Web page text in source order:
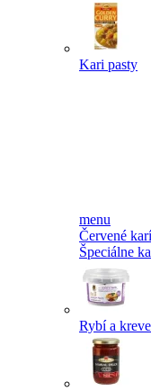
Kari pasty
menu
Červené
Špeciálne
Rybí a